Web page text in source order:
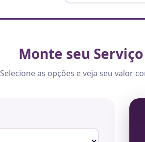
Monte seu
Selecione as opções e veja seu valor